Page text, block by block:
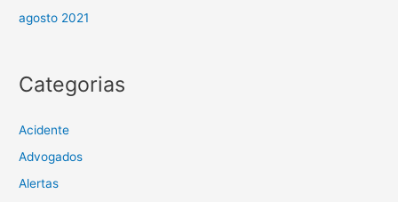
agosto 2021
Categorias
Acidente
Advogados
Alertas